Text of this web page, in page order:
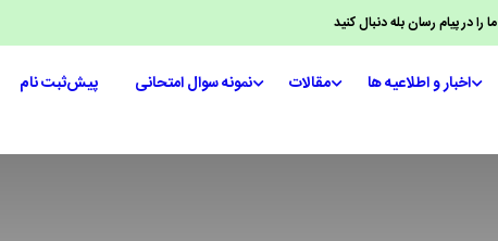
ما را در پیام رسان بله دنبال کنید
اخبار و اطلاعیه ها مقالات نمونه سوال امتحانی پیش‌ثبت نام